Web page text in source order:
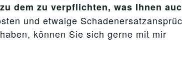
dem zu verpflichten, was Ihnen
und etwaige
können Sie sich gerne mit mir